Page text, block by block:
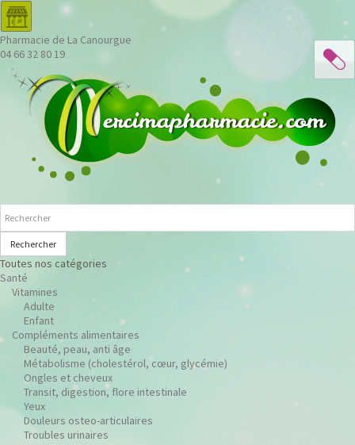
Pharmacie de La Canourgue
04 66 32 80 19
Rechercher
Toutes nos catégories
Santé
Vitamines
Adulte
Enfant
Compléments alimentaires
Beauté, peau, anti âge
Métabolisme (cholestérol, cœur, glycémie)
Ongles et cheveux
Transit, digestion, flore intestinale
Yeux
Douleurs osteo-articulaires
Troubles urinaires